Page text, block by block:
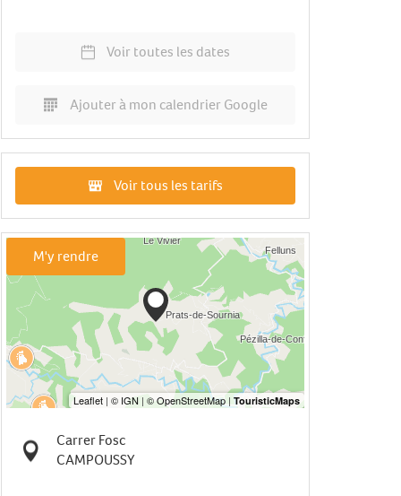
Voir toutes les dates
Ajouter à mon calendrier Google
Voir tous les tarifs
M'y rendre
Carrer Fosc
CAMPOUSSY